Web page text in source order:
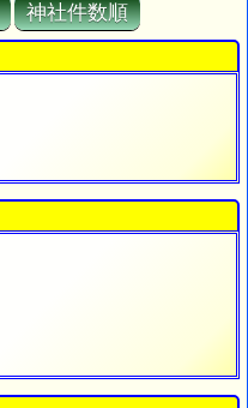
神社件数順